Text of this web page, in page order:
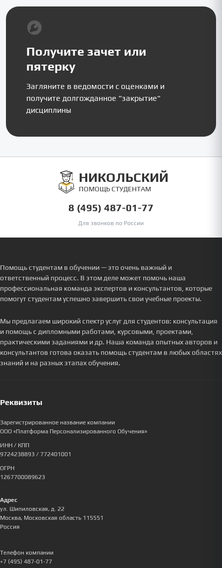
Получите зачет или
пятерку
Загляните в ведомости с оценками и
получите долгожданное "закрытие"
дисциплины
НИКОЛЬСКИЙ
ПОМОЩЬ СТУДЕНТАМ
8 (495) 487-01-77
Для звонков по России
Помощь студентам в обучении — это очень важный и
ответственный процесс. В этом деле может помочь наша
профессиональная команда экспертов и консультантов, которые
помогут студентам успешно завершить свои учебные проекты.
Мы предлагаем широкий спектр услуг для студентов: консультация
и помощь с дипломными работами, курсовыми, проектами,
практическими заданиями и др. Наша команда опытных авторов и
консультантов готова оказать помощь студентам в любых областях
знаний и на разных этапах обучения.
Реквизиты
Зарегистрированное название компании
ООО «Платформа Персонализированного Обучения»
ИНН / КПП
9724238893 / 772401001
ОГРН
1267700089623
Адрес
ул. Шипиловская, д. 22
Москва, Московская область 115551
Россия
Телефон компании
+7 (495) 487-01-77